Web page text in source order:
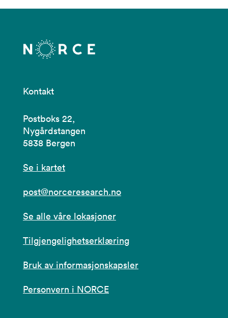
Kontakt
Postboks 22,
Nygårdstangen
5838 Bergen
Se i kartet
post@norceresearch.no
Se alle våre lokasjoner
Tilgjengelighetserklæring
Bruk av informasjonskapsler
Personvern i NORCE